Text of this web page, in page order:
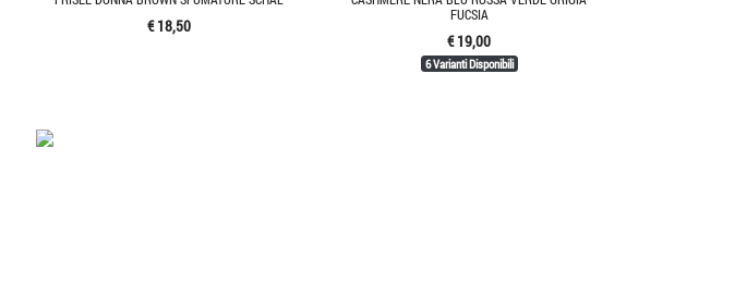
€ 18,50
FUCSIA
€ 19,00
6 Varianti Disponibili